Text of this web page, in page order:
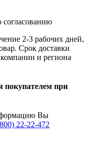
2-3 рабочих дней,
Срок доставки
и региона
покупателем при
Вы
22-22-472